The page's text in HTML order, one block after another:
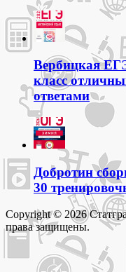
Вербицкая
класс
ответами
Добротин
30
Copyright © 2026
права защищены.